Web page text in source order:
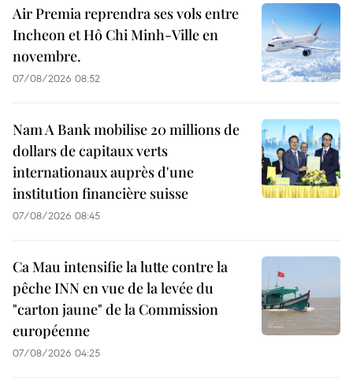
Air Premia reprendra ses vols entre
Incheon et Hô Chi Minh-Ville en
novembre.
07/08/2026 08:52
Nam A Bank mobilise 20 millions de
dollars de capitaux verts
internationaux auprès d'une
institution financière suisse
07/08/2026 08:45
Ca Mau intensifie la lutte contre la
pêche INN en vue de la levée du
"carton jaune" de la Commission
européenne
07/08/2026 04:25